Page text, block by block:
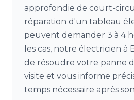
approfondie de court-
réparation d'un tableau
peuvent demander 3 à 4
les cas, notre électricien à
de résoudre votre panne
visite et vous informe
temps nécessaire après